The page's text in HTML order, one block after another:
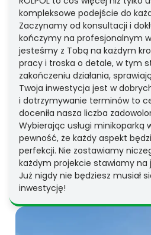
kompleksowe podejście do
Zaczynamy od konsultacji i
kończymy na profesjonalnym
jesteśmy z Tobą na każdym
pracy i troska o detale, w tym
zakończeniu działania,
Twoja inwestycja jest w
i dotrzymywanie terminów to
doceniła nasza liczba
Wybierając usługi minikoparką
pewność, że każdy aspekt
perfekcji. Nie zostawiamy
każdym projekcie stawiamy na
Już nigdy nie będziesz musiał
inwestycję!